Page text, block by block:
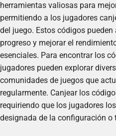
herramientas valiosas para
permitiendo a los jugadores
del juego. Estos códigos
progreso y mejorar el
esenciales. Para encontrar los
jugadores pueden explorar
comunidades de juegos que
regularmente. Canjear los
requiriendo que los jugadores
designada de la configuración o